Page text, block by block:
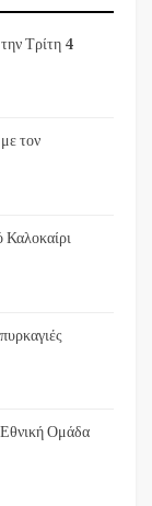
Τρίτη 4
τον
Καλοκαίρι
Εθνική Ομάδα